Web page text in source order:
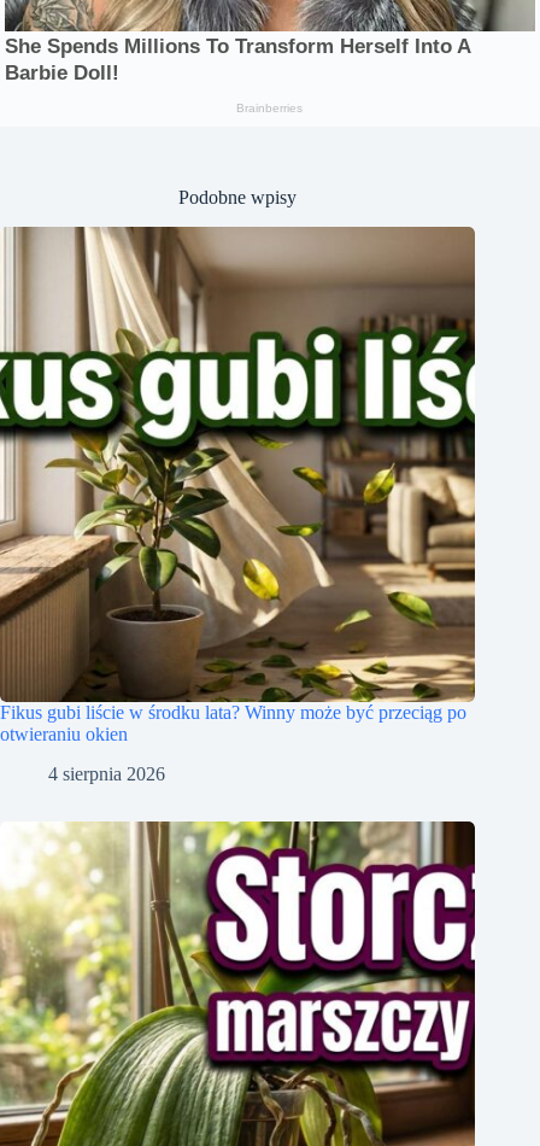
Podobne wpisy
Fikus gubi liście w środku lata? Winny może być przeciąg po
otwieraniu okien
4 sierpnia 2026